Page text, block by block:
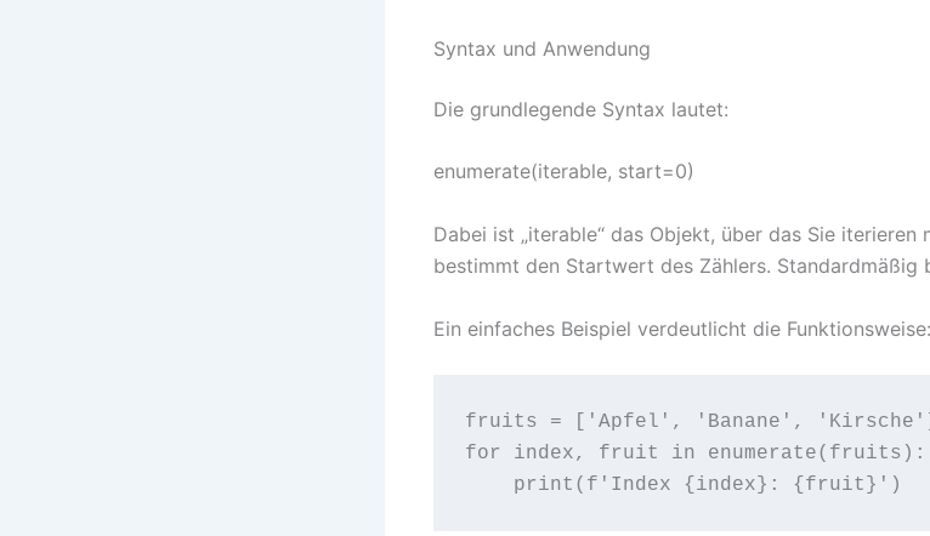
Syntax und Anwendung
Die grundlegende Syntax lautet:
enumerate(iterable, start=0)
Dabei ist „iterable“ das Objekt, über das Sie iterieren
bestimmt den Startwert des Zählers. Standardmäßig
Ein einfaches Beispiel verdeutlicht die Funktionsweise:
fruits = ['Apfel', 'Banane', 'Kirsche']
for index, fruit in enumerate(fruits):